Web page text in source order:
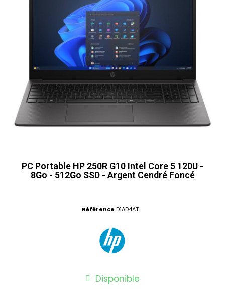
PC Portable HP 250R G10 Intel Core 5 120U -
8Go - 512Go SSD - Argent Cendré Foncé
Référence D1AD4AT
Disponible